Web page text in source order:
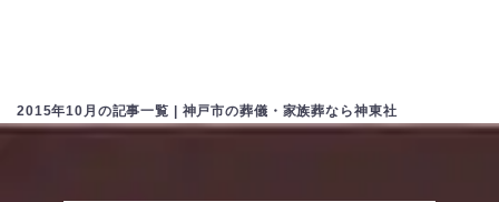
2015年10月の記事一覧 | 神戸市の葬儀・家族葬なら神東社